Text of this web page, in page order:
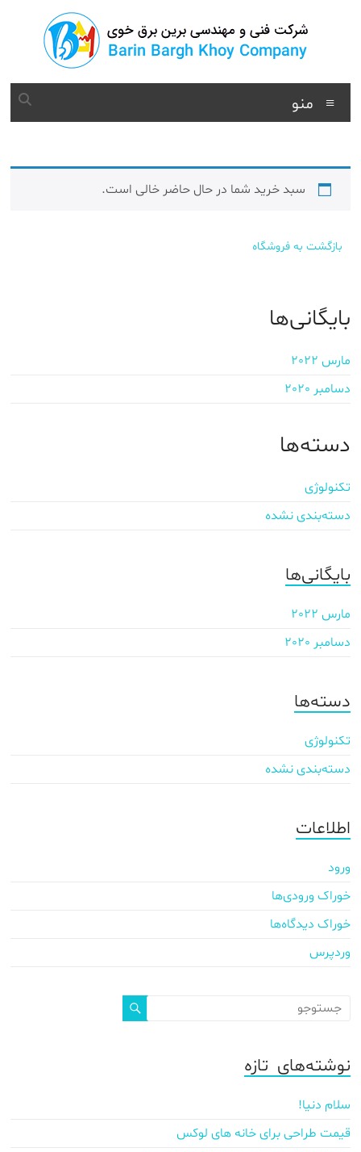
برین
برق
فنی
مهندسی
منو
سبد خرید شما در حال حاضر خالی است.
بازگشت به فروشگاه
بایگانی‌ها
مارس 2022
دسامبر 2020
دسته‌ها
تکنولوژی
دسته‌بندی نشده
بایگانی‌ها
مارس 2022
دسامبر 2020
دسته‌ها
تکنولوژی
دسته‌بندی نشده
اطلاعات
ورود
خوراک ورودی‌ها
خوراک دیدگاه‌ها
وردپرس
نوشته‌های تازه
سلام دنیا!
قیمت طراحی برای خانه های لوکس